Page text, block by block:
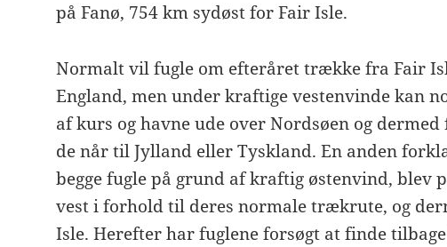
på Fanø, 754 km sydøst for Fair Isle.
Normalt vil fugle om efteråret trække fra Fair
England, men under kraftige vestenvinde kan
af kurs og havne ude over Nordsøen og
de når til Jylland eller Tyskland. En anden
begge fugle på grund af kraftig østenvind, blev
vest i forhold til deres normale trækrute, og
Isle. Herefter har fuglene forsøgt at finde